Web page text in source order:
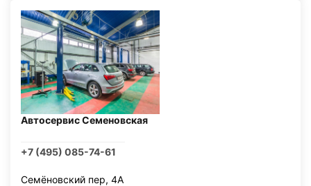
Автосервис Семеновская
+7 (495) 085-74-61
Семёновский пер, 4А